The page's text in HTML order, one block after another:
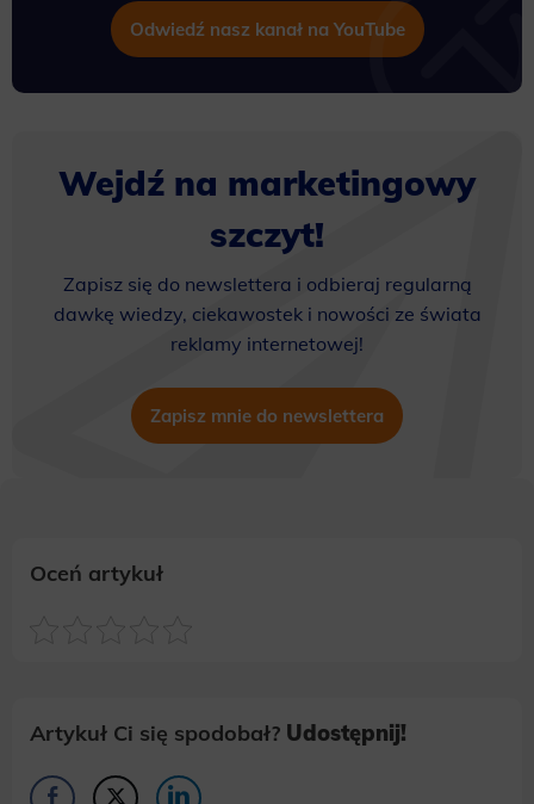
Odwiedź nasz kanał na YouTube
Wejdź na marketingowy
szczyt!
Zapisz się do newslettera i odbieraj regularną
dawkę wiedzy, ciekawostek i nowości ze świata
reklamy internetowej!
Zapisz mnie do newslettera
Oceń artykuł
Artykuł Ci się spodobał? Udostępnij!